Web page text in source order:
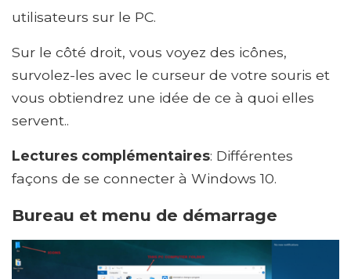
utilisateurs sur le PC.
Sur le côté droit, vous voyez des icônes,
survolez-les avec le curseur de votre souris et
vous obtiendrez une idée de ce à quoi elles
servent..
Lectures complémentaires: Différentes
façons de se connecter à Windows 10.
Bureau et menu de démarrage